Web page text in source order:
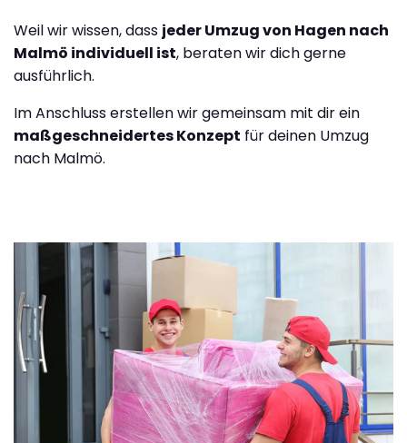
Weil wir wissen, dass jeder Umzug von Hagen nach
Malmö individuell ist, beraten wir dich gerne
ausführlich.
Im Anschluss erstellen wir gemeinsam mit dir ein
maßgeschneidertes Konzept für deinen Umzug
nach Malmö.